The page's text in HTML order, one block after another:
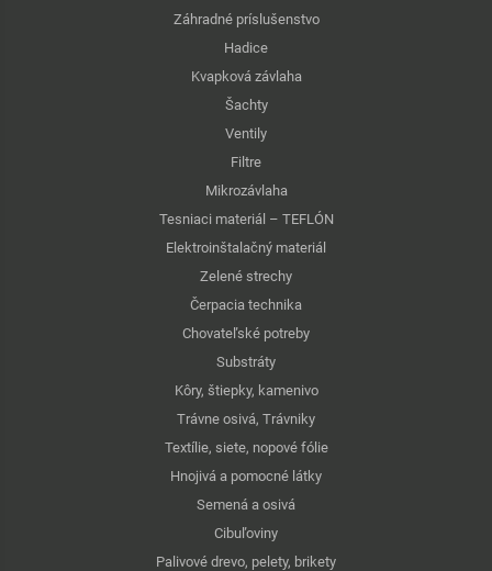
Záhradné príslušenstvo
Hadice
Kvapková závlaha
Šachty
Ventily
Filtre
Mikrozávlaha
Tesniaci materiál – TEFLÓN
Elektroinštalačný materiál
Zelené strechy
Čerpacia technika
Chovateľské potreby
Substráty
Kôry, štiepky, kamenivo
Trávne osivá, Trávniky
Textílie, siete, nopové fólie
Hnojivá a pomocné látky
Semená a osivá
Cibuľoviny
Palivové drevo, pelety, brikety